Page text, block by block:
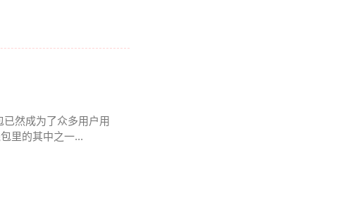
然成为了众多用户用
里的其中之一...